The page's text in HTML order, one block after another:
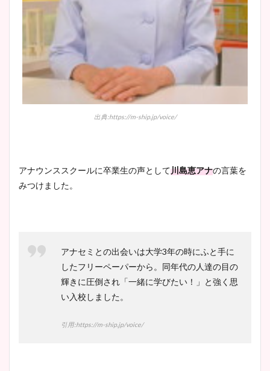
池谷実悠アナのメガネ画像が
かわいい！カップや水着姿も
まとめた！
出典:https://m-ship.jp/voice/
アナウンススクールに卒業生の声として川島恵アナの言葉を
みつけました。
アナセミとの出会いは大学3年の時にふと手に
したフリーペーパーから。同年代の人達の目の
輝きに圧倒され「一緒に学びたい！」と強く思
い入校しました。
引用:https://m-ship.jp/voice/